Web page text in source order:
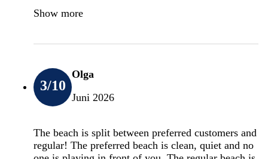
Show more
3/10
Olga
Juni 2026
The beach is split between preferred customers and
regular! The preferred beach is clean, quiet and no